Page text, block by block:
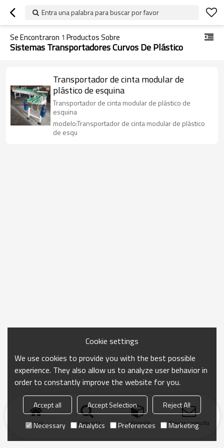
Entra una palabra para buscar por favor
Se Encontraron 1 Productos Sobre
Sistemas Transportadores Curvos De Plástico
Transportador de cinta modular de
plástico de esquina
Transportador de cinta modular de plástico de
esquina
modelo:Transportador de cinta modular de plástico
de esqu
Inicio búsqueda categoría Enviar consulta
Cookie settings
We use cookies to provide you with the best possible
experience. They also allow us to analyze user behavior in
order to constantly improve the website for you.
Accept all Accept Selection
Reject All
Necessary
Analytics Preferences Marketing